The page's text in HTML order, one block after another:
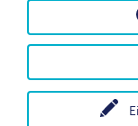
Deutschland